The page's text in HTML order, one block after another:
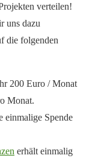
verteilen!
uns dazu
die folgenden
200 Euro / Monat
Monat.
einmalige Spende
erhält einmalig